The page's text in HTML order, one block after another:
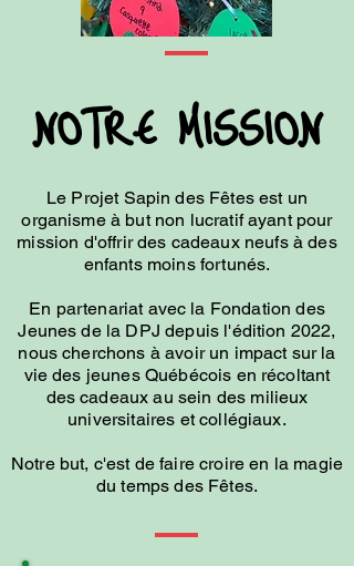
NOTRE MISSION
Le Projet Sapin des Fêtes est un
organisme à but non lucratif ayant pour
mission d'offrir des cadeaux neufs à des
enfants moins fortunés.
En partenariat avec la Fondation des
Jeunes de la DPJ depuis l'édition 2022,
nous cherchons à avoir un impact sur la
vie des jeunes Québécois en récoltant
des cadeaux au sein des milieux
universitaires et collégiaux.
Notre but, c'est de faire croire en la magie
du temps des Fêtes.